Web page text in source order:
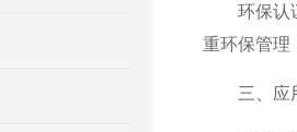
AC-motoren交流电机FCA 132S-4/
环保认证
重环保管理
三、应用